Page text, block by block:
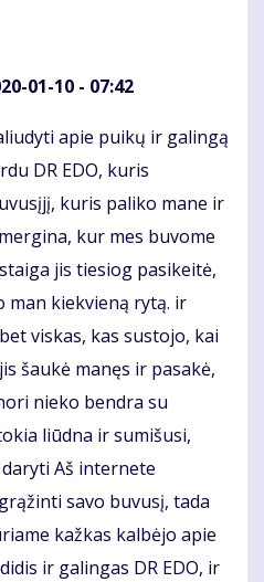
01-10 - 07:42
apie puikų ir galingą
DR EDO, kuris
kuris paliko mane ir
kur mes buvome
jis tiesiog pasikeitė,
man kiekvieną rytą. ir
viskas, kas sustojo, kai
šaukė manęs ir pasakė,
nieko bendra su
liūdna ir sumišusi,
Aš internete
savo buvusį, tada
kažkas kalbėjo apie
ir galingas DR EDO, ir